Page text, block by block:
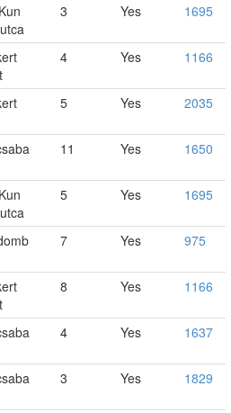
3 Yes 1695
4 Yes 1166
5 Yes 2035
11 Yes 1650
5 Yes 1695
7 Yes 975
8 Yes 1166
4 Yes 1637
3 Yes 1829